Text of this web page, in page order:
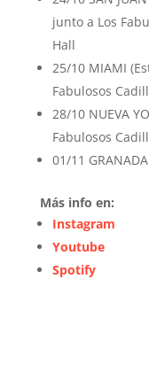
junto a Los
Hall
25/10 MIAMI
Fabulosos
28/10 NUEVA
Fabulosos
01/11
Más info en:
Instagram
Youtube
Spotify